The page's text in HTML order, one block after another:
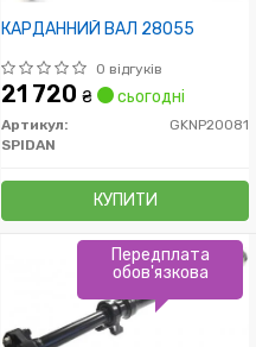
КАРДАННИЙ ВАЛ 28055
0 відгуків
21 720 ₴ сьогодні
Артикул:
GKNP20081
SPIDAN
КУПИТИ
Передплата
обов'язкова